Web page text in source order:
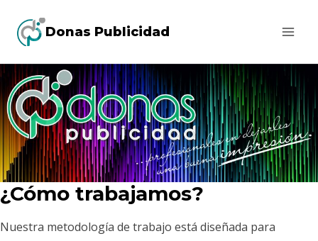
Donas Publicidad
¿Cómo trabajamos?
Nuestra metodología de trabajo está diseñada para